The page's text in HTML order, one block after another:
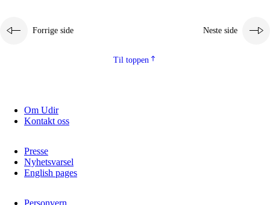
Forrige side Neste side
Til toppen
Om Udir
Kontakt oss
Presse
Nyhetsvarsel
English pages